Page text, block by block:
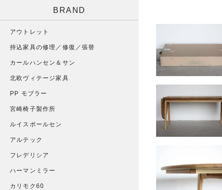
BRAND
アウトレット
持込家具の修理／修復／張替
カールハンセン＆サン
北欧ヴィテージ家具
PP モブラー
宮崎椅子製作所
ルイスポールセン
アルテック
フレデリシア
ハーマンミラー
カリモク60